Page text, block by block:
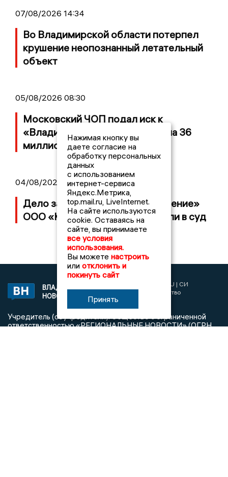
07/08/2026 14:34
Во Владимирской области потерпел
крушение неопознанный летательный
объект
05/08/2026 08:30
Московский ЧОП подал иск к
«Владимирскому стандарту» на 36
миллионов рублей
04/08/2026 15:40
Дело застройщика ЖК «Поколение»
ООО «Капитал Строй» передали в суд
ВЛАДИМИРСКИЕ
НОВОСТИ
2017 © NEWSVLADIMIR.RU | СИ
«Информационное агентство
Владимирские новости»
Учредитель (соучредители): Общество с ограниченной
ответственностью «РЕГИОНАЛЬНЫЕ НОВОСТИ» (ОГРН
Нажимая кнопку вы
даете согласие на
обработку персональных
данных
с использованием
интернет-сервиса
Яндекс.Метрика,
top.mail.ru, LiveInternet.
На сайте используются
cookie. Оставаясь на
сайте, вы принимаете
все условия
использования.
Вы можете настроить
или отклонить и
покинуть сайт
Принять